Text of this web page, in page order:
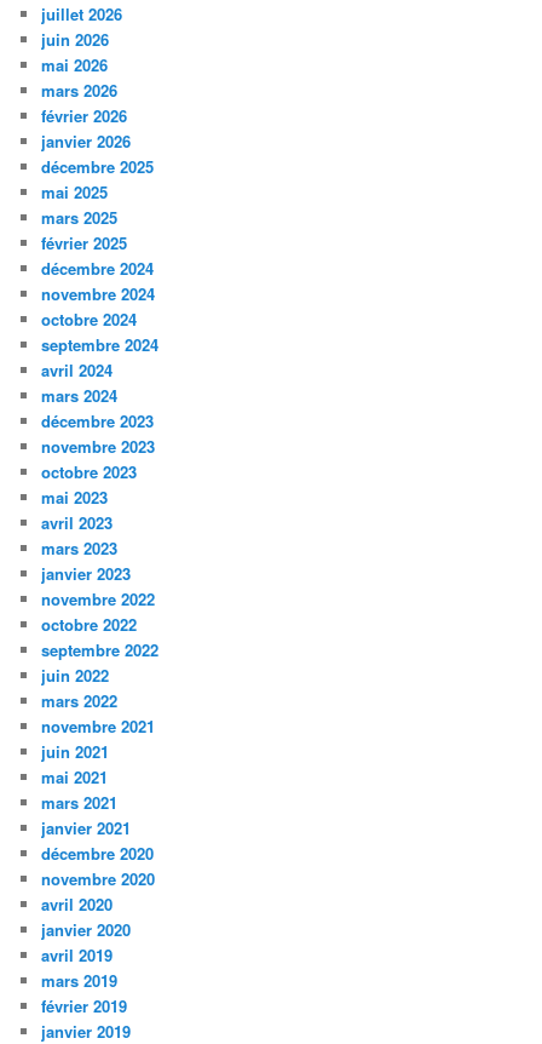
r
c
h
e
juillet 2026
juin 2026
mai 2026
mars 2026
février 2026
janvier 2026
décembre 2025
mai 2025
mars 2025
février 2025
décembre 2024
novembre 2024
octobre 2024
septembre 2024
avril 2024
mars 2024
décembre 2023
novembre 2023
octobre 2023
mai 2023
avril 2023
mars 2023
janvier 2023
novembre 2022
octobre 2022
septembre 2022
juin 2022
mars 2022
novembre 2021
juin 2021
mai 2021
mars 2021
janvier 2021
décembre 2020
novembre 2020
avril 2020
janvier 2020
avril 2019
mars 2019
février 2019
janvier 2019